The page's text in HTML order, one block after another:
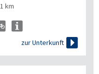
1 km
zur Unterkunft 